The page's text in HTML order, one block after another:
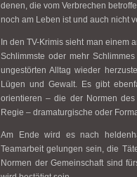
denen, die vom Verbrechen
noch am Leben ist und auch nicht
In den TV-Krimis sieht man einem
Schlimmste oder mehr
ungestörten Alltag wieder
Lügen und Gewalt. Es gibt
orientieren – die der Normen
Regie – dramaturgische oder
Am Ende wird es nach
Teamarbeit gelungen sein, die
Normen der Gemeinschaft sind